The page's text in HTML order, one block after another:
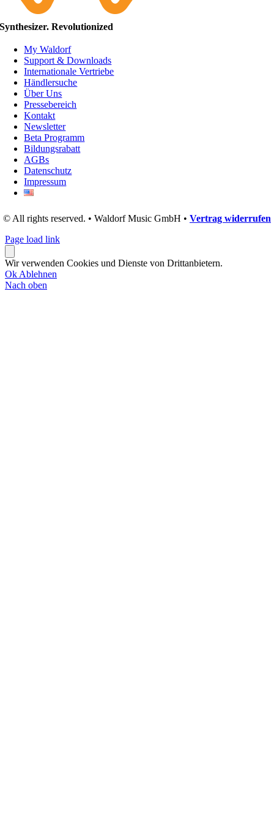
Synthesizer. Revolutionized
My Waldorf
Support & Downloads
Internationale Vertriebe
Händlersuche
Über Uns
Pressebereich
Kontakt
Newsletter
Beta Programm
Bildungsrabatt
AGBs
Datenschutz
Impressum
© All rights reserved. • Waldorf Music GmbH • Vertrag widerrufen
Page load link
Wir verwenden Cookies und Dienste von Drittanbietern.
Ok Ablehnen
Nach oben